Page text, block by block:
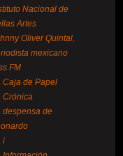
Nacional de
Artes
Oliver Quintal,
mexicano
FM
Caja de Papel
Crónica
despensa de
i